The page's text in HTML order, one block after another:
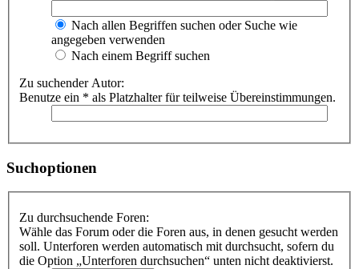
Nach allen Begriffen suchen oder Suche wie
angegeben verwenden
Nach einem Begriff suchen
Zu suchender Autor:
Benutze ein * als Platzhalter für teilweise Übereinstimmungen.
Suchoptionen
Zu durchsuchende Foren:
Wähle das Forum oder die Foren aus, in denen gesucht werden
soll. Unterforen werden automatisch mit durchsucht, sofern du
die Option „Unterforen durchsuchen“ unten nicht deaktivierst.